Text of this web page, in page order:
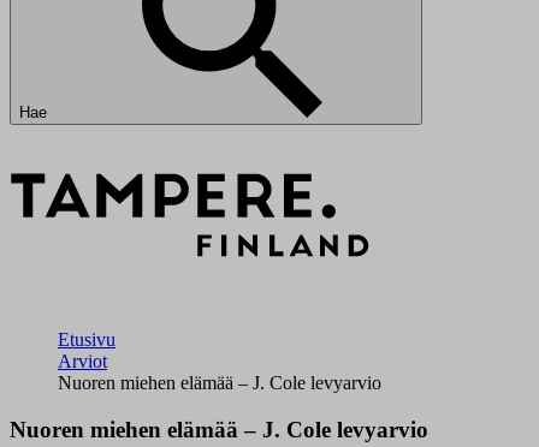
Hae
Etusivu
Arviot
Nuoren miehen elämää – J. Cole levyarvio
Nuoren miehen elämää – J. Cole levyarvio